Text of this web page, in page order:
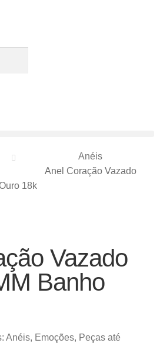
Anéis
Anel Coração Vazado
18k
Vazado
Banho
Anéis, Emoções, Peças até